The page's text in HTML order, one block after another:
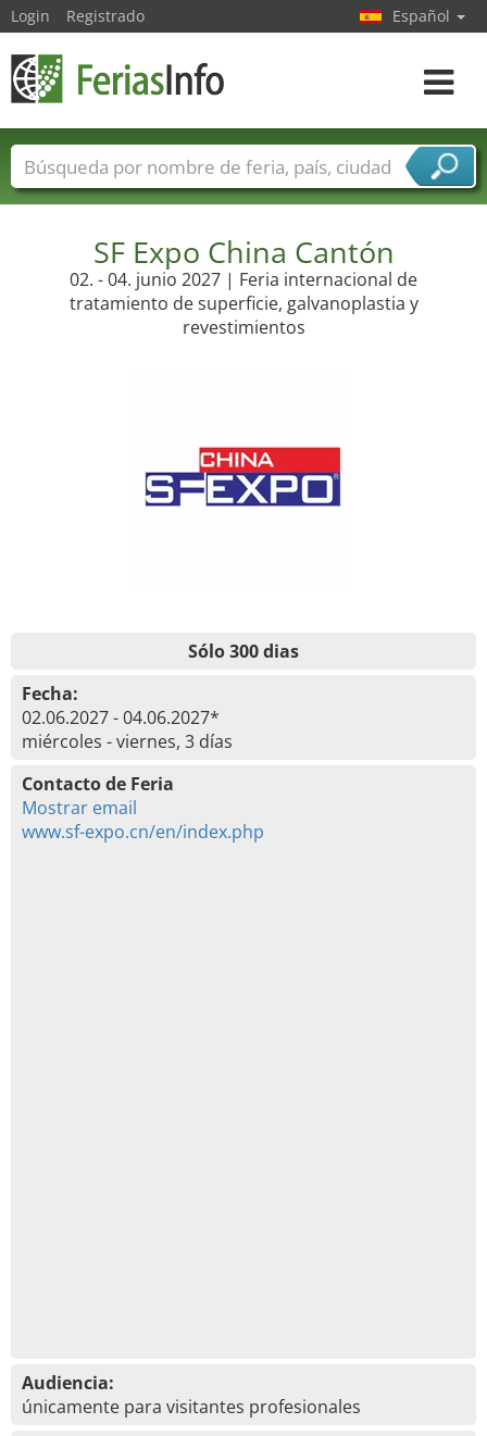
SF Expo China Cantón
02. - 04. junio 2027 | Feria internacional de
tratamiento de superficie, galvanoplastia y
revestimientos
Sólo 300 dias
Fecha:
02.06.2027 - 04.06.2027*
miércoles - viernes, 3 días
Contacto de Feria
Mostrar email
www.sf-expo.cn/en/index.php
Audiencia:
únicamente para visitantes profesionales
Login Registrado Español
toggle
Nombres de ferias Países
Ciudades
Sectores de proveedor de servicios